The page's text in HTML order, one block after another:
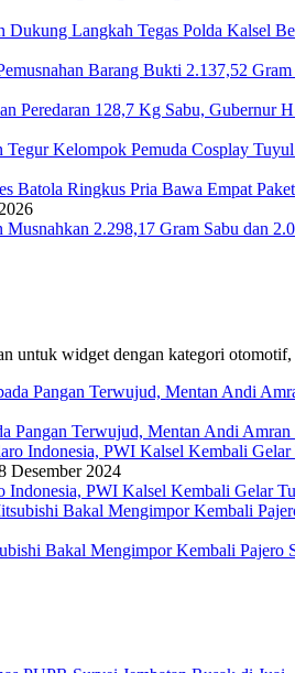
Langkah Tegas Polda Kalsel
Barang Bukti 2.137,52
Peredaran 128,7 Kg Sabu, Gubernur
Tegur Kelompok Pemuda Cosplay
Batola Ringkus Pria Bawa Empat
Musnahkan 2.298,17 Gram Sabu dan
untuk widget dengan kategori
Pangan Terwujud, Mentan Andi
Desember 2024
Indonesia, PWI Kalsel Kembali Gelar
Bakal Mengimpor Kembali Pajero